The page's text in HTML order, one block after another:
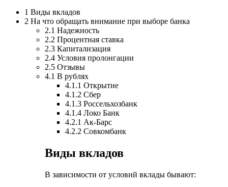
1 Виды вкладов
2 На что обращать внимание при выборе банка
2.1 Надежность
2.2 Процентная ставка
2.3 Капитализация
2.4 Условия пролонгации
2.5 Отзывы
4.1 В рублях
4.1.1 Открытие
4.1.2 Сбер
4.1.3 Россельхозбанк
4.1.4 Локо Банк
4.2.1 Ак-Барс
4.2.2 Совкомбанк
Виды вкладов
В зависимости от условий вклады бывают: